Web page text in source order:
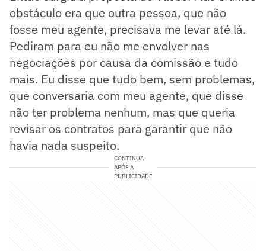
obstáculo era que outra pessoa, que não
fosse meu agente, precisava me levar até lá.
Pediram para eu não me envolver nas
negociações por causa da comissão e tudo
mais. Eu disse que tudo bem, sem problemas,
que conversaria com meu agente, que disse
não ter problema nenhum, mas que queria
revisar os contratos para garantir que não
havia nada suspeito.
CONTINUA
APÓS A
PUBLICIDADE